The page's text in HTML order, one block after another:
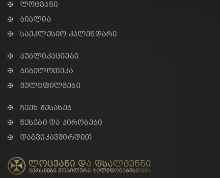
✠ ლოცვანი
✠ ბიბლია
✠ საეკლესიო კალენდარი
✠ პუბლიკაციები
✠ ბიბილოთეკა
✠ მულტფილმები
✠ ჩვენ შესახებ
✠ წესები და პირობები
✠ დაგვიკავშირდით